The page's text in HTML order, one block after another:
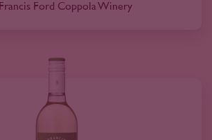
Francis Ford Coppola Winery